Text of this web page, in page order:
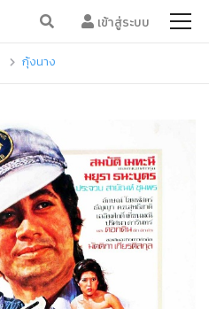
เข้าสู่ระบบ
กุ้งนาง